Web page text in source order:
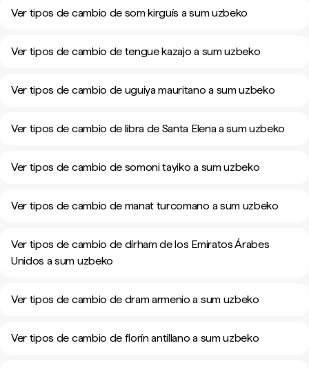
Ver tipos de cambio de som kirguís a sum uzbeko
Ver tipos de cambio de tengue kazajo a sum uzbeko
Ver tipos de cambio de uguiya mauritano a sum uzbeko
Ver tipos de cambio de libra de Santa Elena a sum uzbeko
Ver tipos de cambio de somoni tayiko a sum uzbeko
Ver tipos de cambio de manat turcomano a sum uzbeko
Ver tipos de cambio de dírham de los Emiratos Árabes
Unidos a sum uzbeko
Ver tipos de cambio de dram armenio a sum uzbeko
Ver tipos de cambio de florín antillano a sum uzbeko